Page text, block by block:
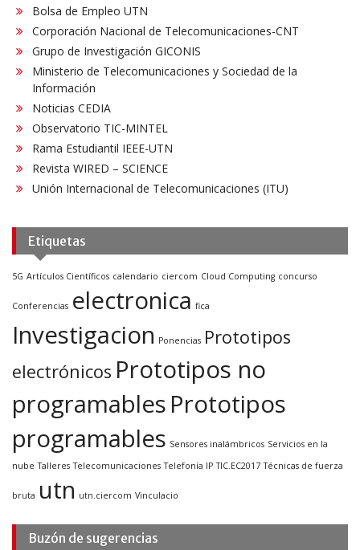
Bolsa de Empleo UTN
Corporación Nacional de Telecomunicaciones-CNT
Grupo de Investigación GICONIS
Ministerio de Telecomunicaciones y Sociedad de la
Información
Noticias CEDIA
Observatorio TIC-MINTEL
Rama Estudiantil IEEE-UTN
Revista WIRED – SCIENCE
Unión Internacional de Telecomunicaciones (ITU)
Etiquetas
5G Artículos Científicos calendario ciercom Cloud Computing concurso
Conferencias electronica fica
Investigacion Ponencias Prototipos
electrónicos Prototipos no
programables Prototipos
programables Sensores inalámbricos Servicios en la
nube Talleres Telecomunicaciones Telefonía IP TIC.EC2017 Técnicas de fuerza
bruta utn utn.ciercom Vinculacio
Buzón de sugerencias